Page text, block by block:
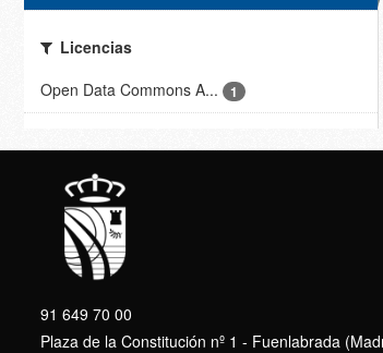
Licencias
Open Data Commons A...
1
91 649 70 00
Plaza de la Constitución nº 1 - Fuenlabrada